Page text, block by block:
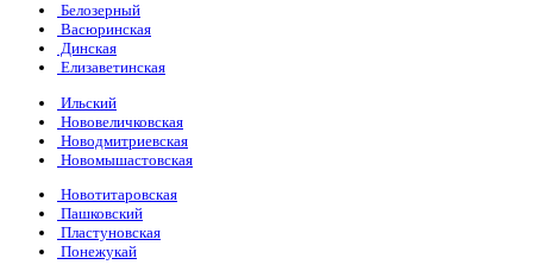
Белозерный
Васюринская
Динская
Елизаветинская
Ильский
Нововеличковская
Новодмитриевская
Новомышастовская
Новотитаровская
Пашковский
Пластуновская
Понежукай